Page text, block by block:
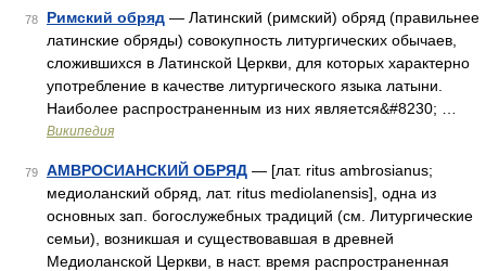
78 Римский обряд — Латинский (римский) обряд (правильнее
латинские обряды) совокупность литургических обычаев,
сложившихся в Латинской Церкви, для которых характерно
употребление в качестве литургического языка латыни.
Наиболее распространенным из них является&#8230; …
Википедия
79 АМВРОСИАНСКИЙ ОБРЯД — [лат. ritus ambrosianus;
медиоланский обряд, лат. ritus mediolanensis], одна из
основных зап. богослужебных традиций (см. Литургические
семьи), возникшая и существовавшая в древней
Медиоланской Церкви, в наст. время распространенная